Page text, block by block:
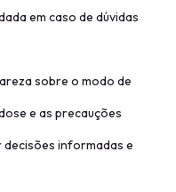
em caso de dúvidas
sobre o modo de
e as precauções
informadas e